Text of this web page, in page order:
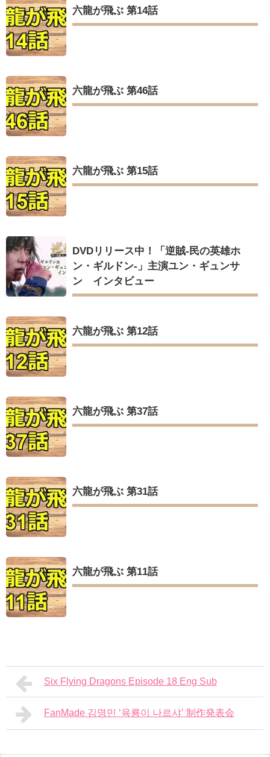
六龍が飛ぶ 第14話
六龍が飛ぶ 第46話
六龍が飛ぶ 第15話
DVDリリース中！「逆賊‐民の英雄ホ
ン・ギルドン‐」主演ユン・ギュンサ
ン インタビュー
六龍が飛ぶ 第12話
六龍が飛ぶ 第37話
六龍が飛ぶ 第31話
六龍が飛ぶ 第11話
Six Flying Dragons Episode 18 Eng Sub
FanMade 김명민 ‘육룡이 나르샤’ 制作発表会